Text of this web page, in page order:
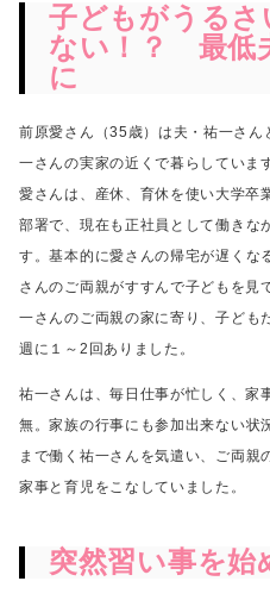
子どもがうるさ
ない！？ 最低
に
前原愛さん（35歳）は夫・祐一さん
一さんの実家の近くで暮らしていま
愛さんは、産休、育休を使い大学卒
部署で、 現在も正社員として働きな
す。基本的に愛さんの帰宅が遅くな
さんのご両親がすすんで子どもを見
一さんのご両親の家に寄り、子ども
週に１～2回ありました。
祐一さんは、毎日仕事が忙しく、家
無。家族の行事にも参加出来ない状
まで働く祐一さんを気遣い、
ご両親
家事と育児をこなしていました。
突然習い事を始